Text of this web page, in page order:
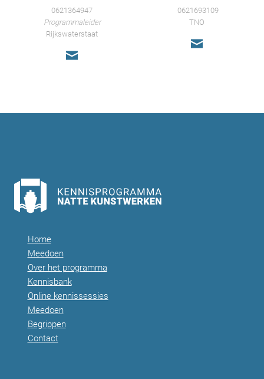
0621364947
Programmaleider
Rijkswaterstaat
0621693109
TNO
Home
Meedoen
Over het programma
Kennisbank
Online kennissessies
Meedoen
Begrippen
Contact